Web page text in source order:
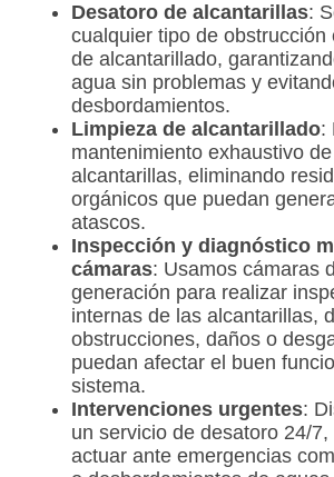
Desatoro de alcantarillas:
cualquier tipo de obstrucción
de alcantarillado,
agua sin problemas y
desbordamientos.
Limpieza de alcantarillado:
mantenimiento exhaustivo
alcantarillas, eliminando
orgánicos que puedan
atascos.
Inspección y diagnóstico
cámaras: Usamos cámaras
generación para realizar
internas de las alcantarillas,
obstrucciones, daños o
puedan afectar el buen
sistema.
Intervenciones urgentes:
un servicio de desatoro 24/
actuar ante emergencias